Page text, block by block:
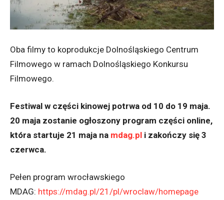
Oba filmy to koprodukcje Dolnośląskiego Centrum
Filmowego w ramach Dolnośląskiego Konkursu
Filmowego.
Festiwal w części kinowej potrwa od 10 do 19 maja.
20 maja zostanie ogłoszony program części online,
która startuje 21 maja na mdag.pl i zakończy się 3
czerwca.
Pełen program wrocławskiego
MDAG: https://mdag.pl/21/pl/wroclaw/homepage